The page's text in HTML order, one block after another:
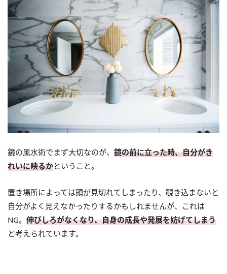
鏡の風水術でまず大切なのが、 鏡の前に立った時、自分がき
れいに映るかということ。
置き場所によっては頭が見切れてしまったり、覗き込まないと
自分がよく見えなかったりするかもしれませんが、これは
NG。 伸びしろがなくなり、自身の成長や発展を妨げてしまう
と考えられています。